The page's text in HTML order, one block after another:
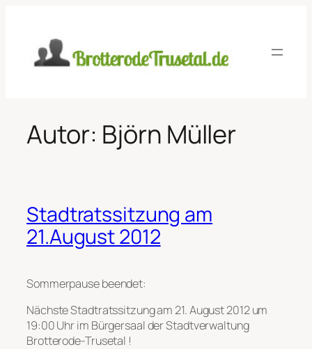
springen
Autor: Björn Müller
Stadtratssitzung am
21.August 2012
Sommerpause beendet:
Nächste Stadtratssitzung am 21. August 2012 um
19:00 Uhr im Bürgersaal der Stadtverwaltung
Brotterode-Trusetal !